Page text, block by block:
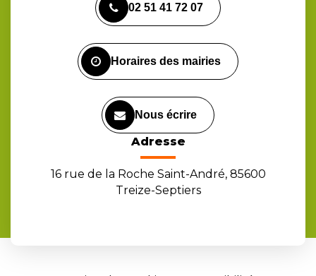
le
compte
le
compte
la
chaîne
02 51 41 72 07
Horaires des mairies
Nous écrire
Adresse
16 rue de la Roche Saint-André, 85600
Treize-Septiers